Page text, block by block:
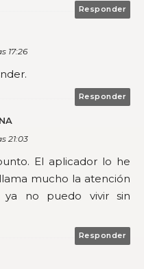
Responder
17:26
Responder
21:03
El aplicador lo he
mucho la atención
ya no puedo vivir sin
Responder